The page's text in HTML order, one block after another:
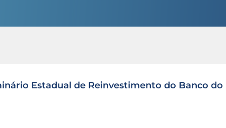
Estadual de Reinvestimento do Banco